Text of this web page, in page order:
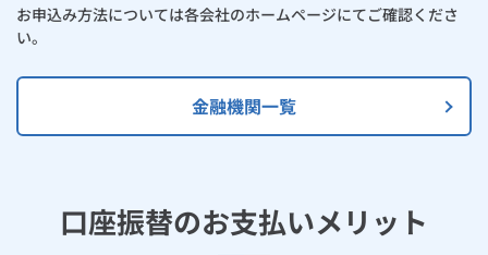
お申込み方法については各会社のホームページにてご確認くださ
い。
金融機関一覧
口座振替のお支払いメリット